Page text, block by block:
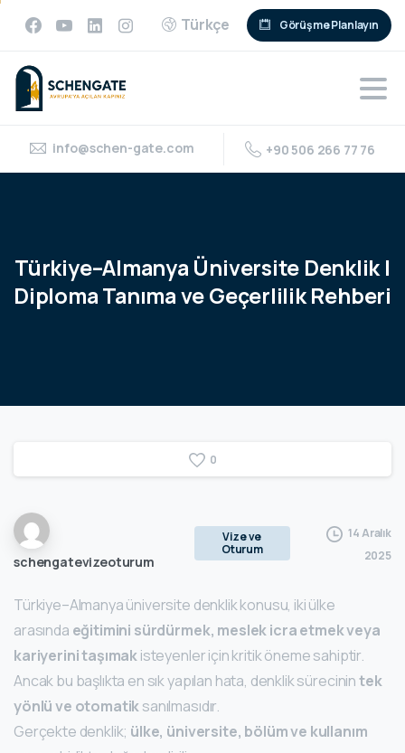
Türkçe Görüşme Planlayın
info@schen-gate.com +90 506 266 77 76
Türkiye–Almanya Üniversite Denklik |
DiplomaTanımaveGeçerlilikRehberi
0
schengatevizeoturum
Vize ve
Oturum
14 Aralık
2025
Türkiye–Almanya üniversite denklik konusu, iki ülke
arasında eğitimini sürdürmek, meslek icra etmek veya
kariyerini taşımakisteyenler için kritik öneme sahiptir.
Ancak bu başlıkta en sık yapılan hata, denklik sürecinintek
yönlü ve otomatiksanılmasıdır.
Gerçekte denklik; ülke, üniversite, bölüm ve kullanım